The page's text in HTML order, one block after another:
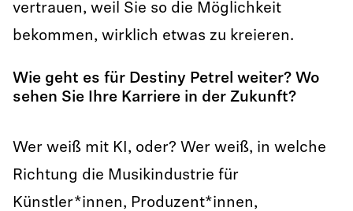
vertrauen, weil Sie so die Möglichkeit
bekommen, wirklich etwas zu kreieren.
Wie geht es für Destiny Petrel weiter? Wo
sehen Sie Ihre Karriere in der Zukunft?
Wer weiß mit KI, oder? Wer weiß, in welche
Richtung die Musikindustrie für
Künstler*innen, Produzent*innen,